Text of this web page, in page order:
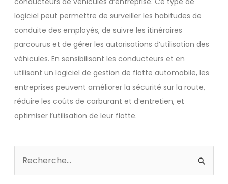
logiciel peut permettre de surveiller les habitudes de
conduite des employés, de suivre les itinéraires
parcourus et de gérer les autorisations d’utilisation des
véhicules. En sensibilisant les conducteurs et en
utilisant un logiciel de gestion de flotte automobile, les
entreprises peuvent améliorer la sécurité sur la route,
réduire les coûts de carburant et d’entretien, et
optimiser l’utilisation de leur flotte.
Rechercher :